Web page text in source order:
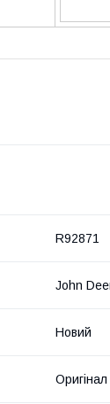
R92871
John
Новий
Оригінал